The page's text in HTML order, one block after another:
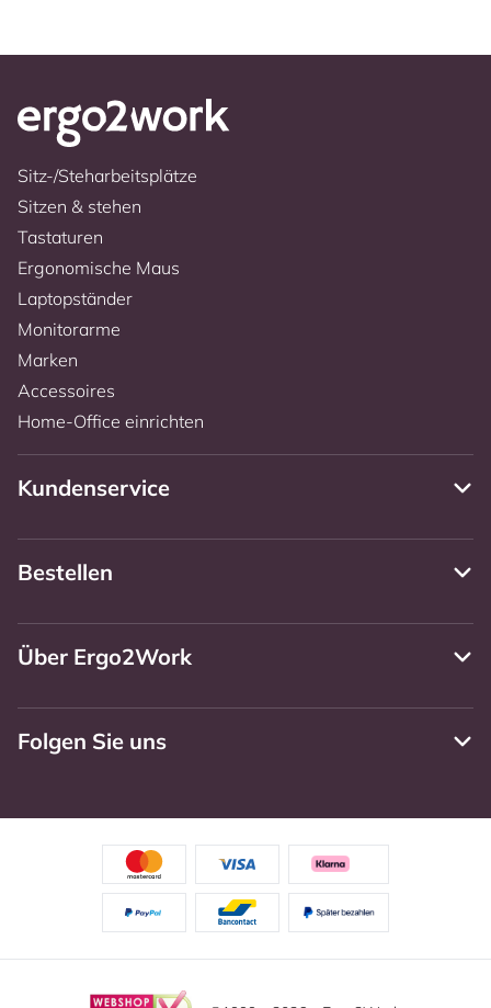
Sitz-/Steharbeitsplätze
Sitzen & stehen
Tastaturen
Ergonomische Maus
Laptopständer
Monitorarme
Marken
Accessoires
Home-Office einrichten
Kundenservice
Bestellen
Über Ergo2Work
Folgen Sie uns